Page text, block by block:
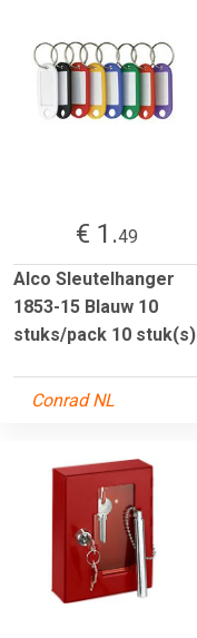
€ 1.49
Alco Sleutelhanger
1853-15 Blauw 10
stuks/pack 10 stuk(s)
Conrad NL